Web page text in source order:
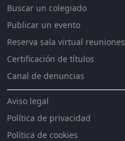
Buscar un colegiado
Publicar un evento
Reserva sala virtual reuniones
Certificación de títulos
Canal de denuncias
Aviso legal
Política de privacidad
Política de cookies